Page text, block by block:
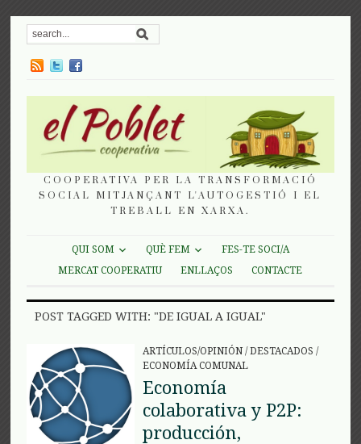
COOPERATIVA PER LA TRANSFORMACIÓ
SOCIAL MITJANÇANT L'AUTOGESTIÓ I EL
TREBALL EN XARXA.
QUI SOM QUÈ FEM
FES-TE SOCI/A
MERCAT COOPERATIU
ENLLAÇOS CONTACTE
POST TAGGED WITH: "DE IGUAL A IGUAL"
ARTÍCULOS/OPINIÓN/DESTACADOS /
ECONOMÍA COMUNAL
Economía
colaborativa y P2P:
producción,